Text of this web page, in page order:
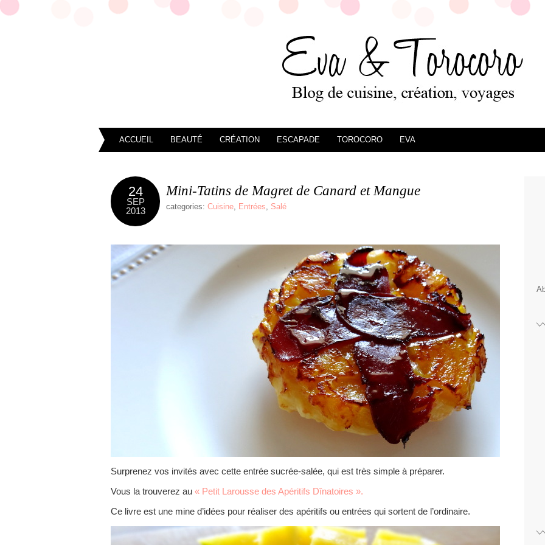
ACCUEIL BEAUTÉ CRÉATION ESCAPADE TOROCORO EVA
24
SEP
2013
Mini-Tatins de Magret de Canard et Mangue
categories: Cuisine, Entrées, Salé
Surprenez vos invités avec cette entrée sucrée-salée, qui est très simple à préparer.
Vous la trouverez au « Petit Larousse des Apéritifs Dînatoires ».
Ce livre est une mine d’idées pour réaliser des apéritifs ou entrées qui sortent de l’ordinaire.